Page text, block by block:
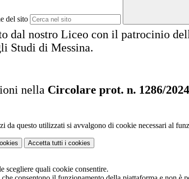
del sito
dal nostro Liceo con il patrocinio
Studi di Messina.
nella Circolare prot. n. 1286/
da questo utilizzati si avvalgono di cookie necessari al
Accetta tutti i cookies
scegliere quali cookie consentire.